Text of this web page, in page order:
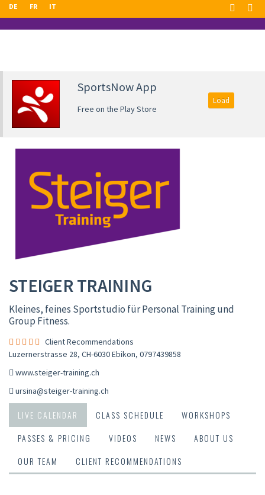
DE FR IT
SportsNow App
Free on the Play Store
Load
STEIGER TRAINING
Kleines, feines Sportstudio für Personal Training und
Group Fitness.
Client Recommendations
Luzernerstrasse 28, CH-6030 Ebikon, 0797439858
www.steiger-training.ch
ursina@steiger-training.ch
LIVE CALENDAR CLASS SCHEDULE
WORKSHOPS
PASSES & PRICING
VIDEOS NEWS
ABOUT US
OUR TEAM
CLIENT RECOMMENDATIONS